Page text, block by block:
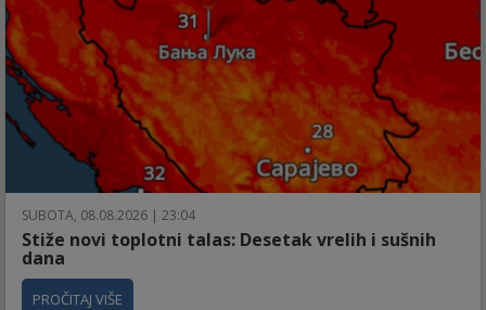
SUBOTA, 08.08.2026 | 23:04
Stiže novi toplotni talas: Desetak vrelih i sušnih
dana
PROČITAJ VIŠE